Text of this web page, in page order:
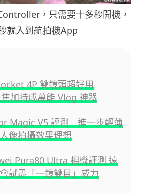
，只需要十多秒開機，
就入到航拍機App
4P 雙鏡頭超好用
加持成萬能 Vlog 神器
Magic V5 評測 進一步輕薄
像拍攝效果理想
Pura80 Ultra 相機評測 遠
試盡「一鏡雙目」威力